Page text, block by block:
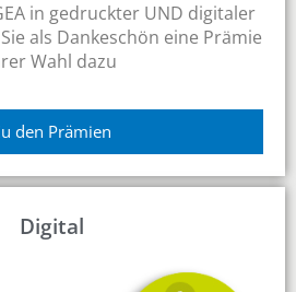
in gedruckter UND digitaler
als Dankeschön eine Prämie
Wahl dazu
den Prämien
Digital